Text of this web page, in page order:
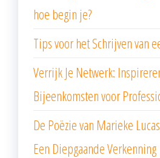
hoe begin je?
Tips voor het Schrijven van
Verrijk Je Netwerk:
Bijeenkomsten voor
De Poëzie van Marieke
Een Diepgaande Verkenning